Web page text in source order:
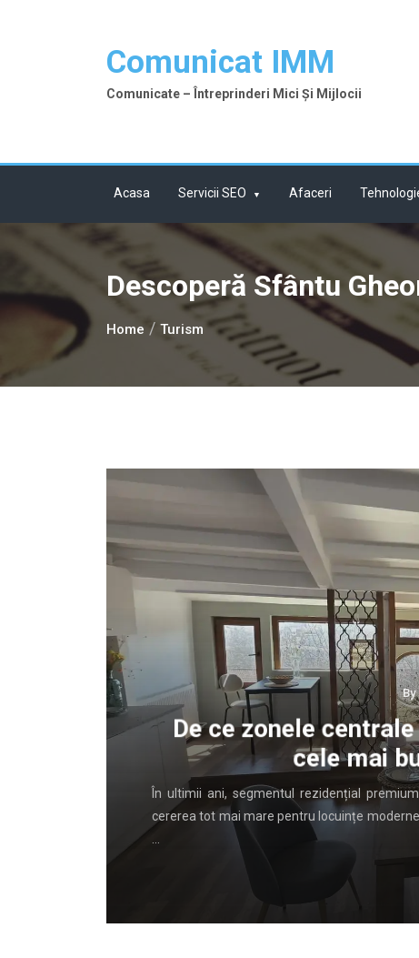
Comunicat IMM
Comunicate – Întreprinderi Mici Și Mijlocii
Acasa Servicii SEO Afaceri
Descoperă Sfântu
Home Turism
By
De ce zonele
cele mai
În ultimii ani, segmentul rezidențial
cererea tot mai mare pentru locuințe